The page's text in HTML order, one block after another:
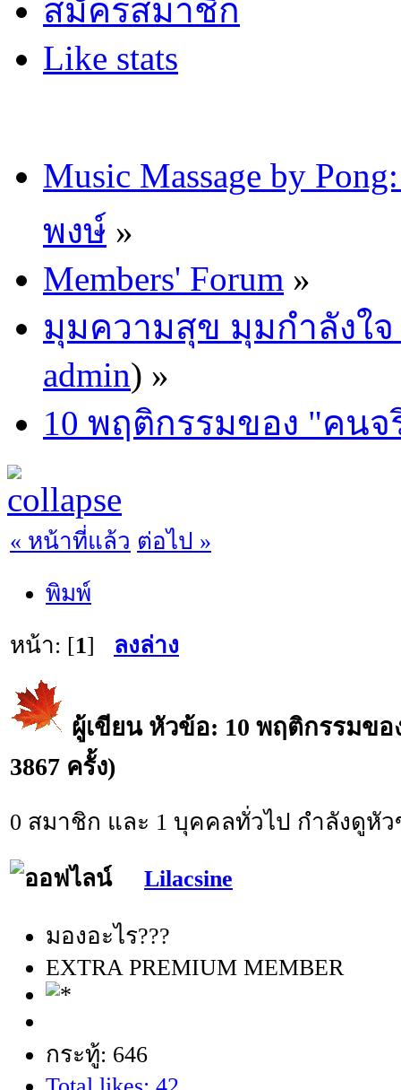
สมัครสมาชิก
Like stats
Music Massage by
พงษ์ »
Members' Forum »
มุมความสุข มุมกำลังใ
admin) »
10 พฤติกรรมของ "คนจ
« หน้าที่แล้ว ต่อไป »
พิมพ์
หน้า: [1] ลงล่าง
ผู้เขียนหัวข้อ: 10 พฤติกรรมข
3867 ครั้ง)
0 สมาชิก และ 1 บุคคลทั่วไป กำลังดูหั
Lilacsine
มองอะไร???
EXTRA PREMIUM MEMBER
กระทู้: 646